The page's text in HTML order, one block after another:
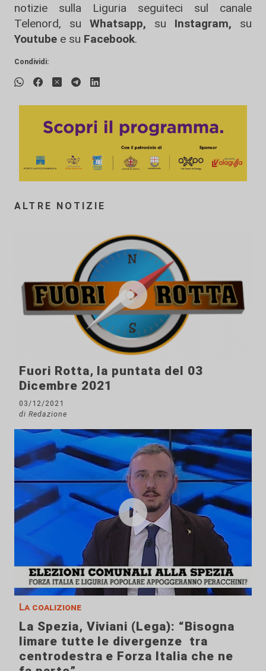
notizie sulla Liguria seguiteci sul canale
Telenord, su
Whatsapp, su Instagram, su
Youtube e su Facebook.
Condividi:
ALTRE NOTIZIE
Fuori Rotta, la puntata del 03
Dicembre 2021
03/12/2021
di Redazione
La coalizione
La Spezia, Viviani (Lega): “Bisogna
limare tutte le divergenze tra
centrodestra e Forza Italia che ne